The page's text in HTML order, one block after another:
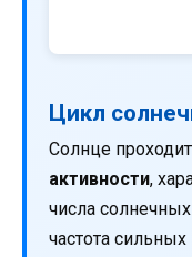
Цикл
Солнце
активности,
числа
частота